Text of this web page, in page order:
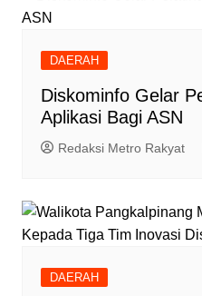
DAERAH
Diskominfo Gelar
Aplikasi Bagi ASN
Redaksi Metro Rakyat
DAERAH